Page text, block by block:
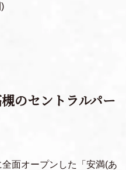
のセントラルパー
面オープンした「安満(あ